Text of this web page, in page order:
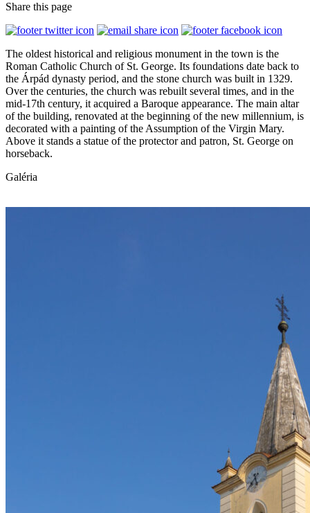
Share this page
The oldest historical and religious monument in the town is the
Roman Catholic Church of St. George. Its foundations date back to
the Árpád dynasty period, and the stone church was built in 1329.
Over the centuries, the church was rebuilt several times, and in the
mid-17th century, it acquired a Baroque appearance. The main altar
of the building, renovated at the beginning of the new millennium, is
decorated with a painting of the Assumption of the Virgin Mary.
Above it stands a statue of the protector and patron, St. George on
horseback.
Galéria